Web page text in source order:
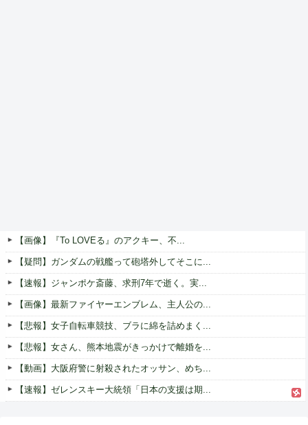
【画像】『To LOVEる』のアクキー、不...
【疑問】ガンダムの戦艦って砲塔外してそこに...
【速報】ジャンポケ斎藤、求刑7年で逝く。実...
【画像】最新ファイヤーエンブレム、主人公の...
【悲報】女子自転車競技、ブラに綿を詰めまく...
【悲報】女さん、熊本地震がきっかけで離婚を...
【動画】大阪府警に射殺されたオッサン、めち...
【速報】ゼレンスキー大統領「日本の支援は期...